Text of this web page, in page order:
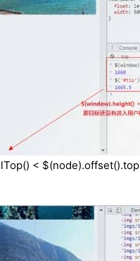
< $(node).offset().top